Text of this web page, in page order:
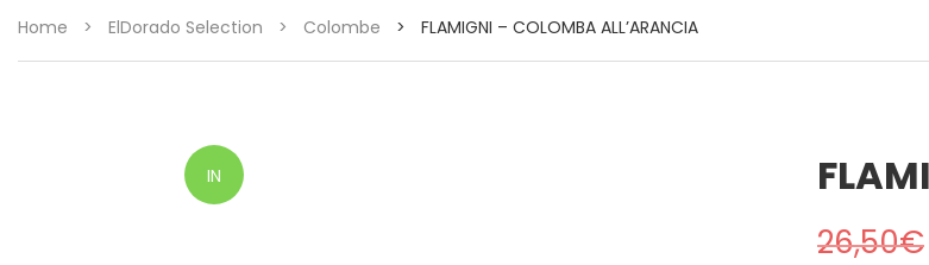
Home > ElDorado Selection > Colombe > FLAMIGNI – COLOMBA ALL’ARANCIA
IN
26,50€